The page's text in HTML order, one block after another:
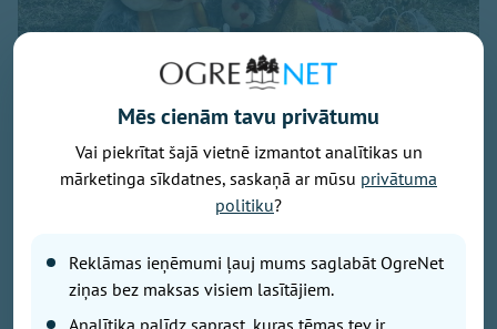
Raksts balstīts uz kāda Ukrainas kristieša liecību, kas
publicēta pēc Krievijas gaisa bumbas trieciena
Mēs cienām tavu privātumu
Vai piekrītat šajā vietnē izmantot analītikas un
mārketinga sīkdatnes, saskaņā ar mūsu privātuma
politiku?
Reklāmas ieņēmumi ļauj mums saglabāt OgreNet
ziņas bez maksas visiem lasītājiem.
Analītika palīdz saprast, kuras tēmas tev ir